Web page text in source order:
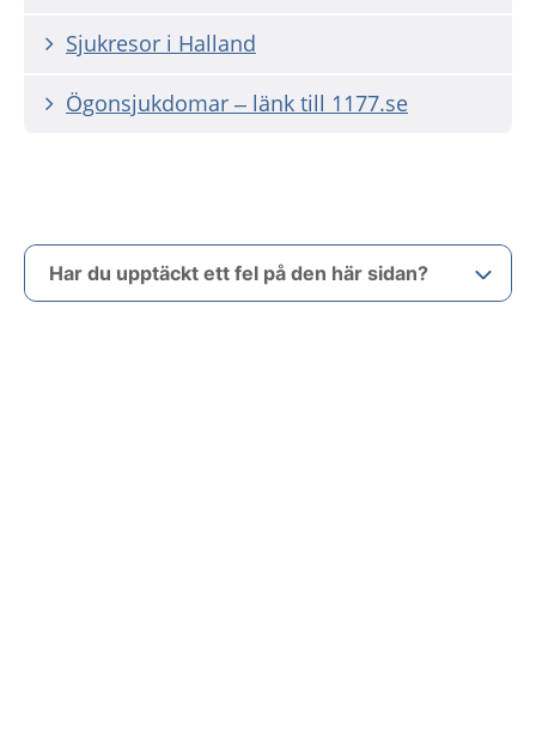
Sjukresor i Halland
Ögonsjukdomar – länk till 1177.se
Har du upptäckt ett fel på den här sidan?